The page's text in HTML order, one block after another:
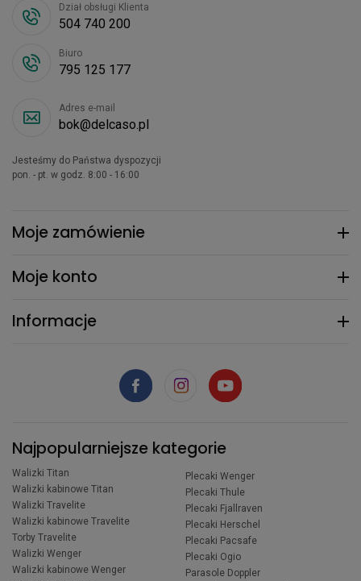
Moje zamówienie
Moje konto
Informacje
Dział obsługi Klienta
504 740 200
Biuro
795 125 177
Adres e-mail
bok@delcaso.pl
Jesteśmy do Państwa dyspozycji
pon. - pt. w godz. 8:00 - 16:00
Najpopularniejsze kategorie
Walizki Titan
Walizki kabinowe Titan
Walizki Travelite
Walizki kabinowe Travelite
Torby Travelite
Walizki Wenger
Walizki kabinowe Wenger
Plecaki Wenger
Plecaki Thule
Plecaki Fjallraven
Plecaki Herschel
Plecaki Pacsafe
Plecaki Ogio
Parasole Doppler